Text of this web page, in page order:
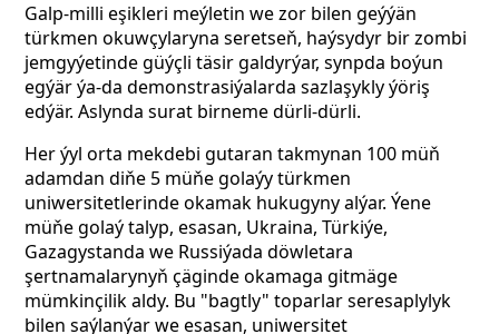
Galp-milli eşikleri meýletin we zor bilen geýýän
türkmen okuwçylaryna seretseň, haýsydyr bir zombi
jemgyýetinde güýçli täsir galdyrýar, synpda boýun
egýär ýa-da demonstrasiýalarda sazlaşykly ýöriş
edýär. Aslynda surat birneme dürli-dürli.
Her ýyl orta mekdebi gutaran takmynan 100 müň
adamdan diňe 5 müňe golaýy türkmen
uniwersitetlerinde okamak hukugyny alýar. Ýene
müňe golaý talyp, esasan, Ukraina, Türkiýe,
Gazagystanda we Russiýada döwletara
şertnamalarynyň çäginde okamaga gitmäge
mümkinçilik aldy. Bu "bagtly" toparlar seresaplylyk
bilen saýlanýar we esasan, uniwersitet